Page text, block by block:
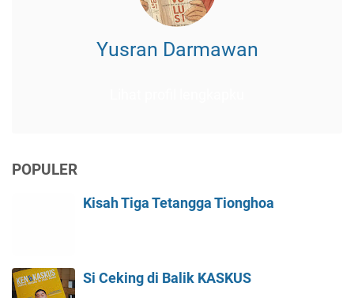
Yusran Darmawan
POPULER
Kisah Tiga Tetangga Tionghoa
Si Ceking di Balik KASKUS